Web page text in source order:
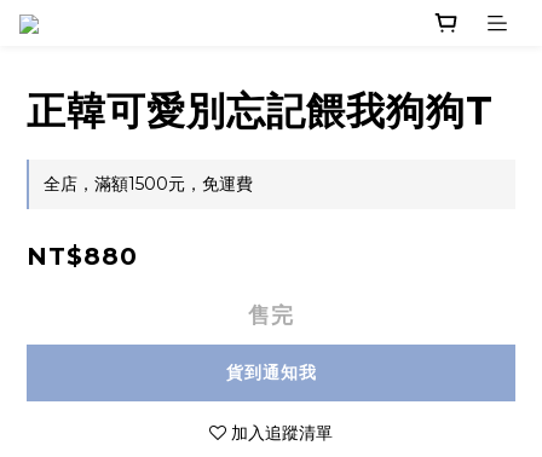
正韓可愛別忘記餵我狗狗T
全店，滿額1500元，免運費
NT$880
售完
貨到通知我
加入追蹤清單